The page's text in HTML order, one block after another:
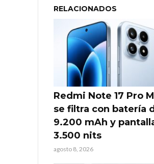
RELACIONADOS
Redmi Note 17 Pro
se filtra con batería
9.200 mAh y
3.500 nits
agosto 8, 2026